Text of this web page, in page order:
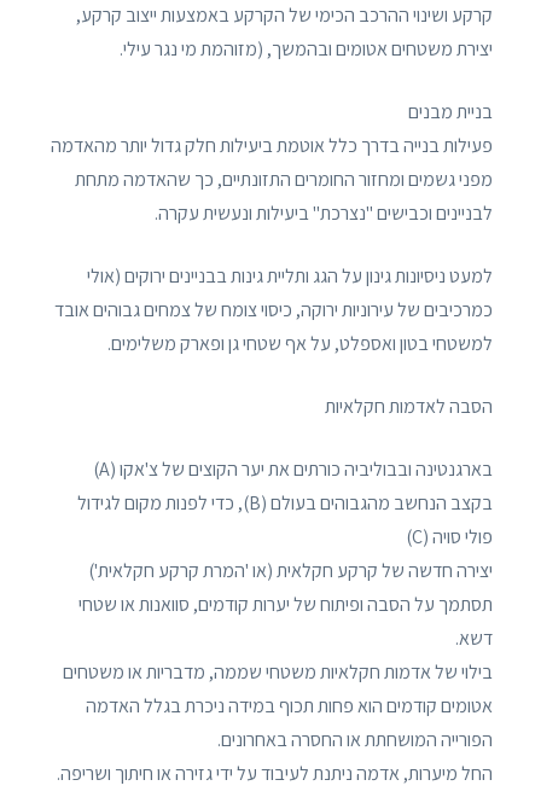
קרקע ושינוי ההרכב הכימי של הקרקע באמצעות ייצוב קרקע,
יצירת משטחים אטומים ובהמשך, (מזוהמת מי נגר עילי.
בניית מבנים
פעילות בנייה בדרך כלל אוטמת ביעילות חלק גדול יותר מהאדמה
מפני גשמים ומחזור החומרים התזונתיים, כך שהאדמה מתחת
לבניינים וכבישים "נצרכת" ביעילות ונעשית עקרה.
למעט ניסיונות גינון על הגג ותליית גינות בבניינים ירוקים (אולי
כמרכיבים של עירוניות ירוקה, כיסוי צומח של צמחים גבוהים אובד
למשטחי בטון ואספלט, על אף שטחי גן ופארק משלימים.
הסבה לאדמות חקלאיות
בארגנטינה ובבוליביה כורתים את יער הקוצים של צ'אקו (A)
בקצב הנחשב מהגבוהים בעולם (B), כדי לפנות מקום לגידול
פולי סויה (C)
יצירה חדשה של קרקע חקלאית (או 'המרת קרקע חקלאית')
תסתמך על הסבה ופיתוח של יערות קודמים, סוואנות או שטחי
דשא.
בילוי של אדמות חקלאיות משטחי שממה, מדבריות או משטחים
אטומים קודמים הוא פחות תכוף במידה ניכרת בגלל האדמה
הפורייה המושחתת או החסרה באחרונים.
החל מיערות, אדמה ניתנת לעיבוד על ידי גזירה או חיתוך ושריפה.